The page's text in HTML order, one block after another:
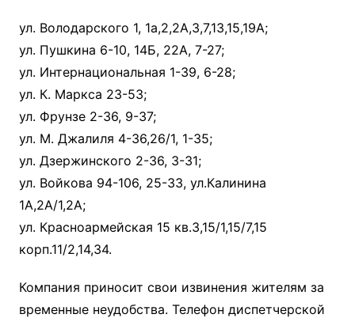
ул. Володарского 1, 1а,2,2А,3,7,13,15,19А;
ул. Пушкина 6-10, 14Б, 22А, 7-27;
ул. Интернациональная 1-39, 6-28;
ул. К. Маркса 23-53;
ул. Фрунзе 2-36, 9-37;
ул. М. Джалиля 4-36,26/1, 1-35;
ул. Дзержинского 2-36, 3-31;
ул. Войкова 94-106, 25-33, ул.Калинина
1А,2А/1,2А;
ул. Красноармейская 15 кв.3,15/1,15/7,15
корп.11/2,14,34.
Компания приносит свои извинения жителям за
временные неудобства. Телефон диспетчерской